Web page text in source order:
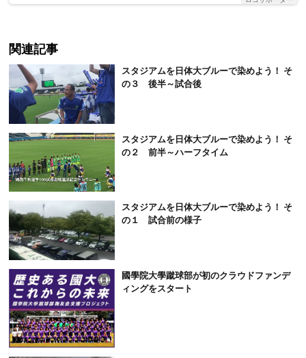
関連記事
スタジアムを日体大ブルーで染めよう！ そ
の３ 後半～試合後
スタジアムを日体大ブルーで染めよう！ そ
の２ 前半～ハーフタイム
スタジアムを日体大ブルーで染めよう！ そ
の１ 試合前の様子
國學院大學蹴球部が初のクラウドファンデ
ィングをスタート